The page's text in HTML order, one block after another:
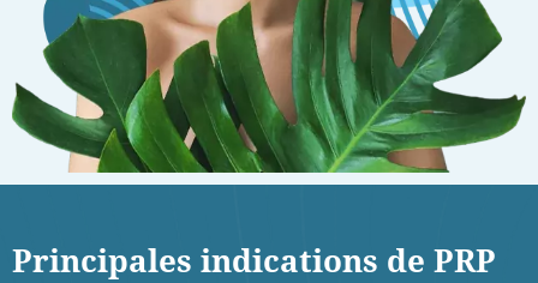
Principales indications de PRP